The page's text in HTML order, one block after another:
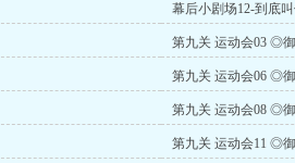
幕后小剧场12-到底
第九关 运动会03 ◎
第九关 运动会06 ◎
第九关 运动会08 ◎
第九关 运动会11 ◎